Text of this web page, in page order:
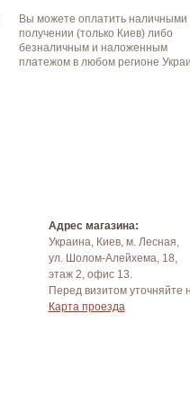
Вы можете оплатить наличными
получении (только Киев) либо
безналичным и наложенным
платежом в любом регионе
Адрес магазина:
Украина, Киев, м. Лесная,
ул. Шолом-Алейхема, 18,
этаж 2, офис 13.
Перед визитом уточняйте
Карта проезда